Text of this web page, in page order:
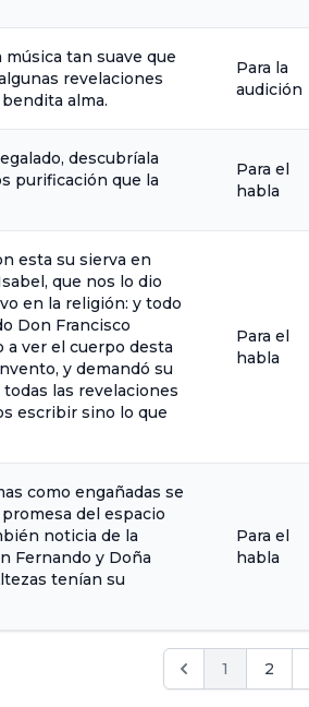
tan suave que
revelaciones
alma.
Para la
audición
descubríala
purificación que la
Para el
habla
esta su sierva en
que nos lo dio
en la religión: y todo
Don Francisco
a ver el cuerpo desta
y demandó su
las revelaciones
escribir sino lo que
Para el
habla
como engañadas se
del espacio
noticia de la
Fernando y Doña
tenían su
Para el
habla
1 2